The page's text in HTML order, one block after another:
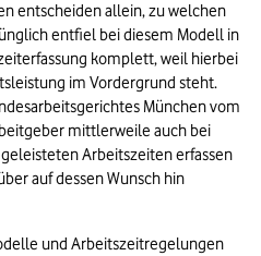
entscheiden allein, zu welchen
entfiel bei diesem Modell in
komplett, weil hierbei
im Vordergrund steht.
München vom
mittlerweile auch bei
Arbeitszeiten erfassen
auf dessen Wunsch hin
und Arbeitszeitregelungen